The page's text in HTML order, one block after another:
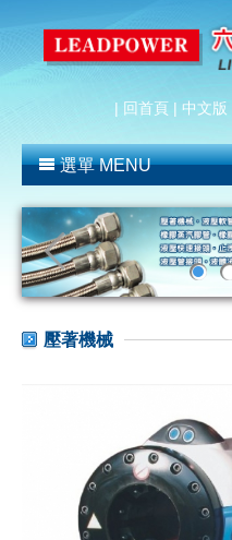
| 回首頁 | 中文版
選單 MENU
壓著機械